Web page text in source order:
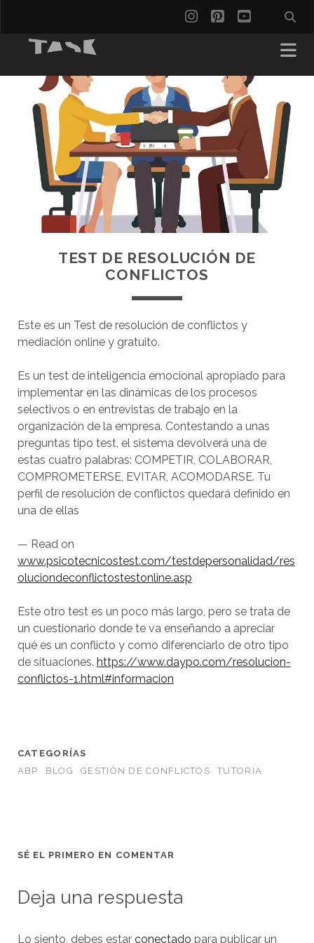
instagram
pinterest
youtube
TEST DE RESOLUCIÓN DE
CONFLICTOS
Este es un Test de resolución de conflictos y
mediación online y gratuito.
Es un test de inteligencia emocional apropiado para
implementar en las dinámicas de los procesos
selectivos o en entrevistas de trabajo en la
organización de la empresa. Contestando a unas
preguntas tipo test, el sistema devolverá una de
estas cuatro palabras: COMPETIR, COLABORAR,
COMPROMETERSE, EVITAR, ACOMODARSE. Tu
perfil de resolución de conflictos quedará definido en
una de ellas
— Read on
www.psicotecnicostest.com/testdepersonalidad/res
oluciondeconflictostestonline.asp
Este otro test es un poco más largo, pero se trata de
un cuestionario donde te va enseñando a apreciar
qué es un conflicto y como diferenciarlo de otro tipo
de situaciones. https://www.daypo.com/resolucion-
conflictos-1.html#informacion
CATEGORÍAS
ABP
BLOG GESTIÓN DE CONFLICTOS TUTORIA
SÉ EL PRIMERO EN COMENTAR
Deja una respuesta
Lo siento, debes estar conectado para publicar un